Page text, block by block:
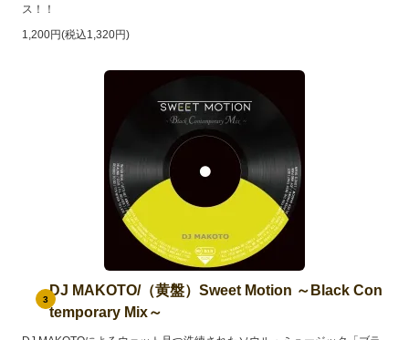
ス！！
1,200円(税込1,320円)
3
DJ MAKOTO/（黄盤）Sweet Motion ～Black Con
temporary Mix～